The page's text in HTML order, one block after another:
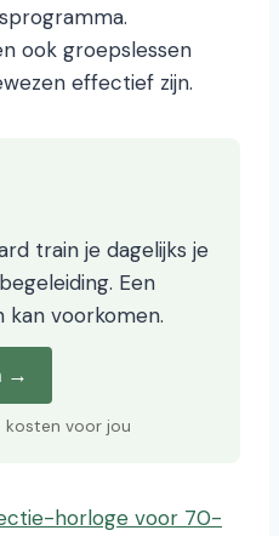
ook groepslessen
effectief zijn.
train je dagelijks je
Een
kan voorkomen.
→
kosten voor jou
horloge voor 70-